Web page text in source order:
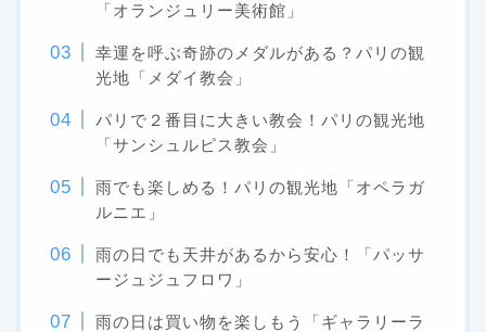
「オランジュリー美術館」
幸運を呼ぶ奇跡のメダルがある？パリの観
光地「メダイ教会」
パリで２番目に大きい教会！パリの観光地
「サンシュルピス教会」
雨でも楽しめる！パリの観光地「オペラガ
ルニエ」
雨の日でも天井があるから安心！「パッサ
ージュジュフロワ」
雨の日は買い物を楽しもう「ギャラリーラ